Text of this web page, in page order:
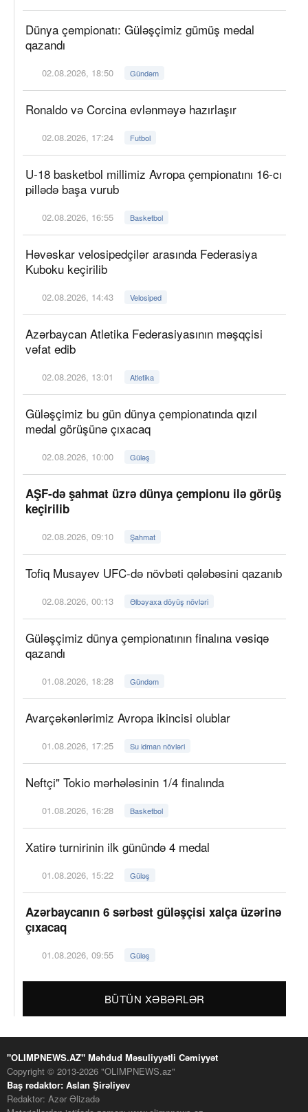
Dünya çempionatı: Güləşçimiz gümüş medal
qazandı
02.08.2026, 18:50 Gündəm
Ronaldo və Corcina evlənməyə hazırlaşır
02.08.2026, 17:24 Futbol
U-18 basketbol millimiz Avropa çempionatını 16-cı
pillədə başa vurub
02.08.2026, 16:55 Basketbol
Həvəskar velosipedçilər arasında Federasiya
Kuboku keçirilib
02.08.2026, 14:43 Velosiped
Azərbaycan Atletika Federasiyasının məşqçisi
vəfat edib
02.08.2026, 13:01 Atletika
Güləşçimiz bu gün dünya çempionatında qızıl
medal görüşünə çıxacaq
02.08.2026, 10:00 Güləş
AŞF-də şahmat üzrə dünya çempionu ilə görüş
keçirilib
02.08.2026, 09:10 Şahmat
Tofiq Musayev UFC-də növbəti qələbəsini qazanıb
02.08.2026, 00:13 Əlbəyaxa döyüş növləri
Güləşçimiz dünya çempionatının finalına vəsiqə
qazandı
01.08.2026, 18:28 Gündəm
Avarçəkənlərimiz Avropa ikincisi olublar
01.08.2026, 17:25 Su idman növləri
Neftçi" Tokio mərhələsinin 1/4 finalında
01.08.2026, 16:28 Basketbol
Xatirə turnirinin ilk günündə 4 medal
01.08.2026, 15:22 Güləş
Azərbaycanın 6 sərbəst güləşçisi xalça üzərinə
çıxacaq
01.08.2026, 09:55 Güləş
BÜTÜN XƏBƏRLƏR
"OLIMPNEWS.AZ" Məhdud Məsuliyyətli Cəmiyyət
Copyright © 2013-2026 "OLIMPNEWS.az"
Baş redaktor: Aslan Şirəliyev
Redaktor: Azər Əlizadə